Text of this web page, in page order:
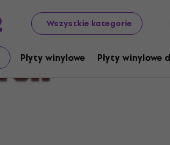
Wszystkie kategorie
Płyty winylowe Płyty
Predator